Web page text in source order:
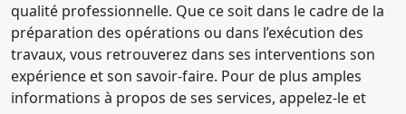
qualité professionnelle. Que ce soit dans le cadre de la
préparation des opérations ou dans l’exécution des
travaux, vous retrouverez dans ses interventions son
expérience et son savoir-faire. Pour de plus amples
informations à propos de ses services, appelez-le et